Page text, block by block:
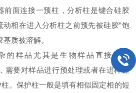
前面连接一预柱，分析柱是键合硅胶
相在进入分析柱之前预先被硅胶“饱
质被溶解。
样品尤其是生物样品直接注入
需要对样品进行预处理或者在进样器
。保护柱一般是填有相似固定相的短